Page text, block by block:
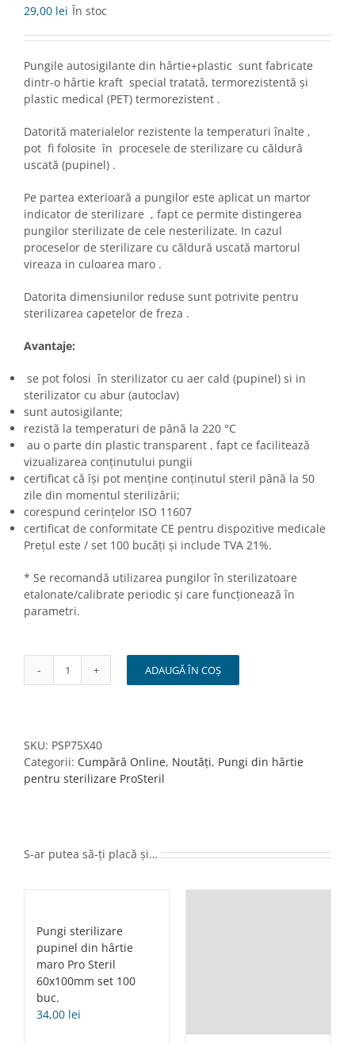
29,00 lei În stoc
Pungile autosigilante din hârtie+plastic sunt fabricate
dintr-o hârtie kraft special tratată, termorezistentă și
plastic medical (PET) termorezistent .
Datorită materialelor rezistente la temperaturi înalte ,
pot fi folosite în procesele de sterilizare cu căldură
uscată (pupinel) .
Pe partea exterioară a pungilor este aplicat un martor
indicator de sterilizare , fapt ce permite distingerea
pungilor sterilizate de cele nesterilizate. In cazul
proceselor de sterilizare cu căldură uscată martorul
vireaza in culoarea maro .
Datorita dimensiunilor reduse sunt potrivite pentru
sterilizarea capetelor de freza .
Avantaje:
se pot folosi în sterilizator cu aer cald (pupinel) si in
sterilizator cu abur (autoclav)
sunt autosigilante;
rezistă la temperaturi de până la 220 °C
au o parte din plastic transparent , fapt ce facilitează
vizualizarea conținutului pungii
certificat că își pot menține conținutul steril până la 50
zile din momentul sterilizării;
corespund cerințelor ISO 11607
certificat de conformitate CE pentru dispozitive medicale
Prețul este / set 100 bucăți și include TVA 21%.
* Se recomandă utilizarea pungilor în sterilizatoare
etalonate/calibrate periodic și care funcționează în
parametri.
Cantitate
din
hârtie+plastic
Pro
buc.
ADAUGĂ ÎN COȘ
SKU: PSP75X40
Categorii: Cumpără Online, Noutăți, Pungi din hârtie
pentru sterilizare ProSteril
S-ar putea să-ți placă și…
Pungi sterilizare
pupinel din hârtie
maro Pro Steril
60x100mm set 100
buc.
34,00 lei